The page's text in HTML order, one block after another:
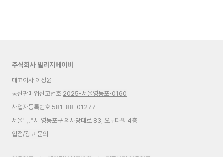
주식회사 빌리지베이비
대표이사 이정윤
통신판매업신고번호 2025-서울영등포-0160
사업자등록번호 581-88-01277
서울특별시 영등포구 의사당대로 83, 오투타워 4층
입점/광고 문의